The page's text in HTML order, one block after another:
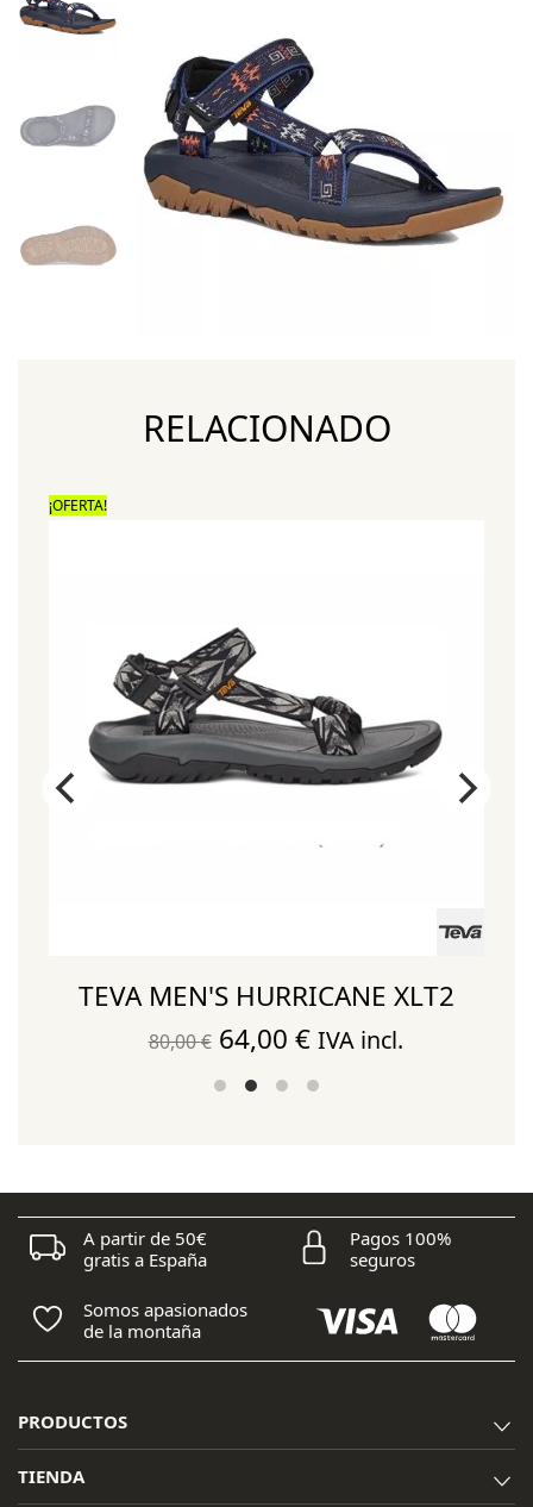
RELACIONADO
¡OFERTA!
TEVA MEN'S HURRICANE XLT2
80,00€ El
precio
80,00 €.
64,00 €El
precio
64,00 €.
IVA incl.
A partir de 50€
gratis a España
Pagos 100%
seguros
Somos apasionados
de la montaña
PRODUCTOS
TIENDA